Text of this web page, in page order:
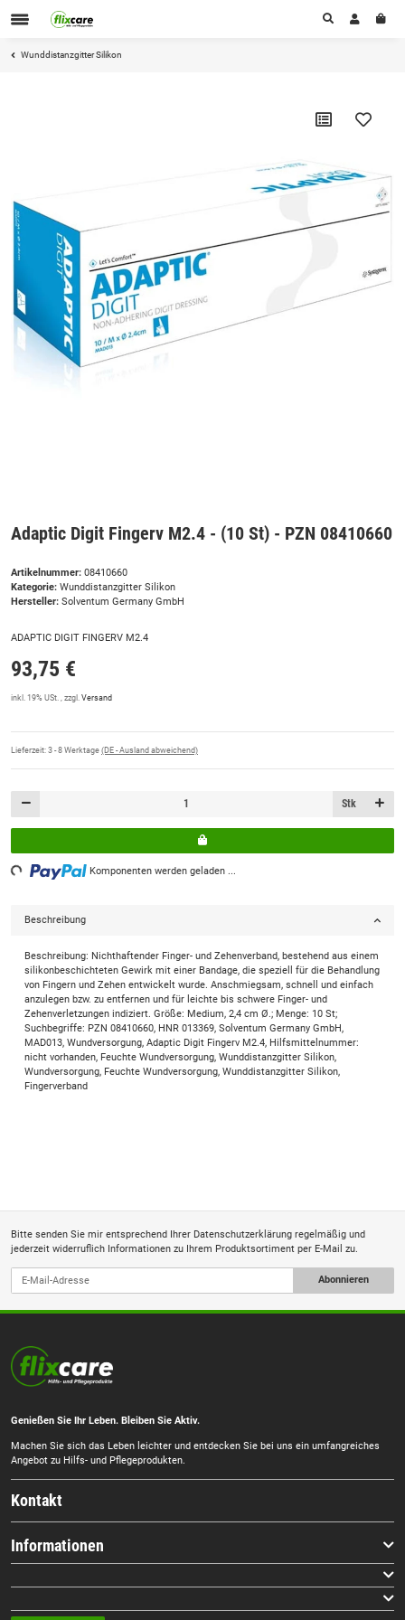
Wunddistanzgitter Silikon
Adaptic Digit Fingerv M2.4 - (10 St) - PZN 08410660
Artikelnummer: 08410660
Kategorie: Wunddistanzgitter Silikon
Hersteller: Solventum Germany GmbH
ADAPTIC DIGIT FINGERV M2.4
93,75 €
inkl. 19% USt. , zzgl. Versand
Lieferzeit: 3 - 8 Werktage (DE - Ausland abweichend)
Stk
Komponenten werden geladen ...
Beschreibung
Beschreibung: Nichthaftender Finger- und Zehenverband, bestehend aus einem
silikonbeschichteten Gewirk mit einer Bandage, die speziell für die Behandlung
von Fingern und Zehen entwickelt wurde. Anschmiegsam, schnell und einfach
anzulegen bzw. zu entfernen und für leichte bis schwere Finger- und
Zehenverletzungen indiziert. Größe: Medium, 2,4 cm Ø.; Menge: 10 St;
Suchbegriffe: PZN 08410660, HNR 013369, Solventum Germany GmbH,
MAD013, Wundversorgung, Adaptic Digit Fingerv M2.4, Hilfsmittelnummer:
nicht vorhanden, Feuchte Wundversorgung, Wunddistanzgitter Silikon,
Wundversorgung, Feuchte Wundversorgung, Wunddistanzgitter Silikon,
Fingerverband
Bitte senden Sie mir entsprechend Ihrer Datenschutzerklärung regelmäßig und
jederzeit widerruflich Informationen zu Ihrem Produktsortiment per E-Mail zu.
Abonnieren
Genießen Sie Ihr Leben. Bleiben Sie Aktiv.
Machen Sie sich das Leben leichter und entdecken Sie bei uns ein umfangreiches
Angebot zu Hilfs- und Pflegeprodukten.
Kontakt
Informationen